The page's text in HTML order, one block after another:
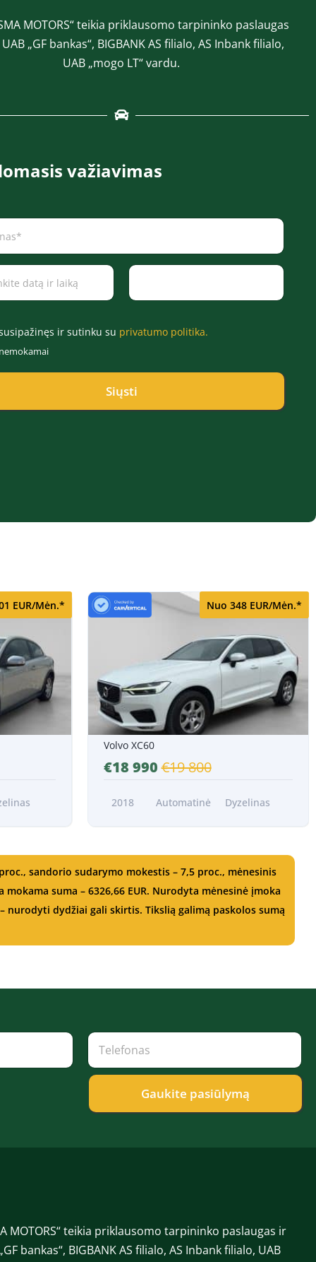
MOTORS“ teikia priklausomo tarpininko paslaugas
„GF bankas“, BIGBANK AS filialo, AS Inbank filialo,
UAB „mogo LT“ vardu.
važiavimas
ir sutinku su privatumo politika.
Siųsti
EUR/Mėn.* Nuo 348 EUR/Mėn.*
Nuo 348 EUR/Mėn.*
Volvo XC60
€18 990€19 800
2018 Automatinė Dyzelinas
sandorio sudarymo mokestis – 7,5 proc., mėnesinis
suma – 6326,66 EUR. Nurodyta mėnesinė įmoka
dydžiai gali skirtis. Tikslią galimą paskolos sumą
T
l
e
o
n
Gaukite pasiūlymą
MOTORS“ teikia priklausomo tarpininko paslaugas ir
bankas“, BIGBANK AS filialo, AS Inbank filialo, UAB